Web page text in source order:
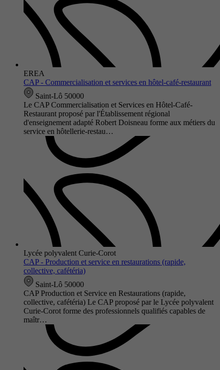
EREA
CAP - Commercialisation et services en hôtel-café-restaurant
Saint-Lô 50000
Le CAP Commercialisation et Services en Hôtel-Café-
Restaurant proposé par l'Établissement régional
d'enseignement adapté Robert Doisneau forme aux métiers du
service en hôtellerie-restau…
Lycée polyvalent Curie-Corot
CAP - Production et service en restaurations (rapide,
collective, cafétéria)
Saint-Lô 50000
CAP Production et Service en Restaurations (rapide,
collective, cafétéria) Le CAP proposé par le Lycée polyvalent
Curie-Corot forme des professionnels qualifiés capables de
maîtr…